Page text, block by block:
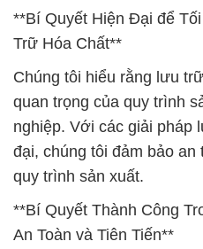
**Bí Quyết Hiện Đại để
Trữ Hóa Chất**
Chúng tôi hiểu rằng lưu
quan trọng của quy trình
nghiệp. Với các giải pháp
đại, chúng tôi đảm bảo an
quy trình sản xuất.
**Bí Quyết Thành Công
An Toàn và Tiên Tiến**